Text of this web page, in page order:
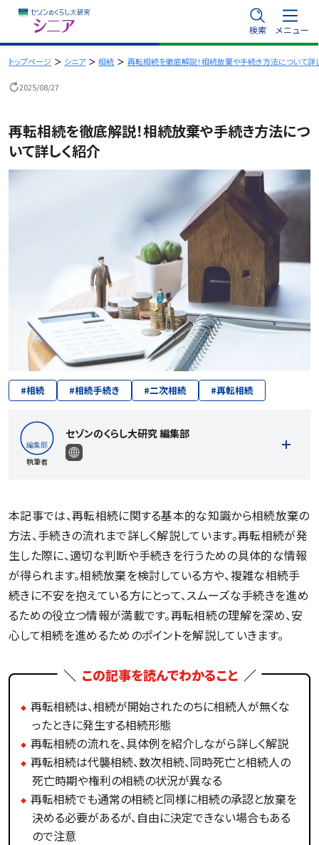
容
を
プ
検索 メニュー
トップページ シニア 相続 再転相続を徹底解説！相続放棄や手続き方法について詳
2025/08/27
再転相続を徹底解説！相続放棄や手続き方法につ
いて詳しく紹介
#相続 #相続手続き #二次相続 #再転相続
執筆者
セゾンのくらし大研究 編集部
記事一覧を見る
本記事では、再転相続に関する基本的な知識から相続放棄の
方法、手続きの流れまで詳しく解説しています。再転相続が発
生した際に、適切な判断や手続きを行うための具体的な情報
が得られます。相続放棄を検討している方や、複雑な相続手
続きに不安を抱えている方にとって、スムーズな手続きを進め
るための役立つ情報が満載です。再転相続の理解を深め、安
心して相続を進めるためのポイントを解説していきます。
この記事を読んでわかること
再転相続は、相続が開始されたのちに相続人が無くな
ったときに発生する相続形態
再転相続の流れを、具体例を紹介しながら詳しく解説
再転相続は代襲相続、数次相続、同時死亡と相続人の
死亡時期や権利の相続の状況が異なる
再転相続でも通常の相続と同様に相続の承認と放棄を
決める必要があるが、自由に決定できない場合もある
ので注意